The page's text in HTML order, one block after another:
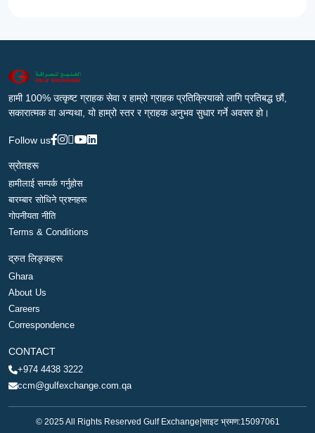
हामी 100% उत्कृष्ट ग्राहक सेवा र हाम्रो ग्राहक प्रतिक्रियाको लागि प्रतिबद्ध छौं,
सकारात्मक वा अन्यथा, यो हाम्रो स्तर र ग्राहक अनुभव सुधार गर्ने अवसर हो।
Follow us
स्रोतहरू
हामीलाई सम्पर्क गर्नुहोस
बारम्बार सोधिने प्रश्नहरू
गोपनीयता नीति
Terms & Conditions
द्रुत लिङ्कहरू
Ghara
About Us
Careers
Correspondence
CONTACT
+974 4438 3222
ccm@gulfexchange.com.qa
© 2025 All Rights Reserved Gulf Exchange साइट भ्रमण:15097061